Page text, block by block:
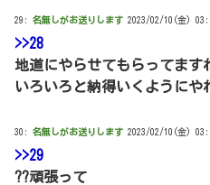
29: 名無しがお送りします 2023/02/10(金)
>>28
地道にやらせてもらってます
いろいろと納得いくようにや
30: 名無しがお送りします 2023/02/10(金)
>>29
??頑張って